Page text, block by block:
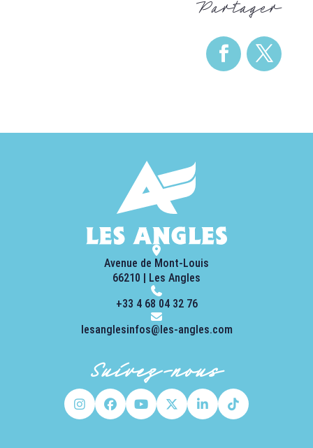
Partager
Avenue de Mont-Louis
66210 | Les Angles
+33 4 68 04 32 76
lesanglesinfos@les-angles.com
Suivez-nous